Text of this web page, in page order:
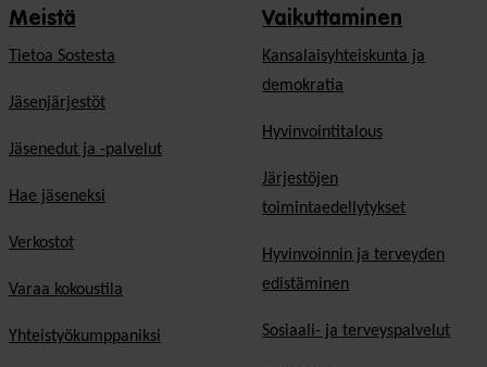
Meistä
Tietoa Sostesta
Jäsenjärjestöt
Jäsenedut ja -palvelut
Hae jäseneksi
Verkostot
Varaa kokoustila
Yhteistyökumppaniksi
Vaikuttaminen
Kansalaisyhteiskunta ja
demokratia
Hyvinvointitalous
Järjestöjen
toimintaedellytykset
Hyvinvoinnin ja terveyden
edistäminen
Sosiaali- ja terveyspalvelut